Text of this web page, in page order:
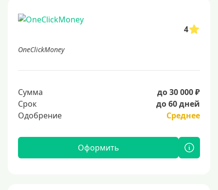
4
OneClickMoney
Сумма
до 30 000 ₽
Срок
до 60 дней
Одобрение
Среднее
Оформить